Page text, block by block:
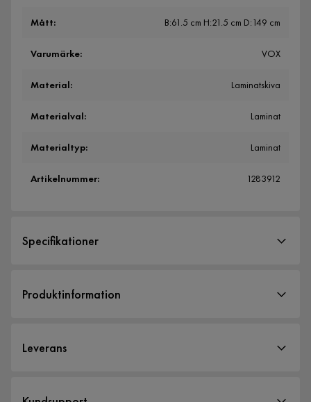
Mått: B:61.5 cm H:21.5 cm D:149 cm
Varumärke: VOX
Material: Laminatskiva
Materialval: Laminat
Materialtyp: Laminat
Artikelnummer: 1283912
Specifikationer
Storlek
Produktinformation
Leverans
Leveranssätt